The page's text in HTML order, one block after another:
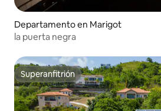
Departamento en Marigot
la puerta negra
Superanfitrión
Superanfitrión